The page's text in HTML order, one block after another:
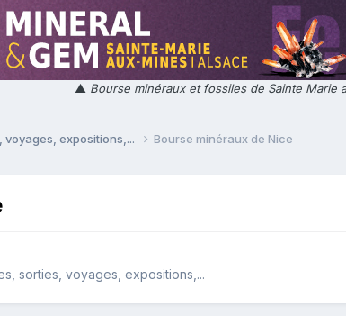
▲ Bourse minéraux et fossiles de Sainte
expositions,... Bourse minéraux de Nice
sorties, voyages, expositions,...